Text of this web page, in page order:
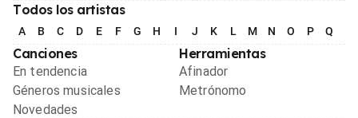
Todos los artistas
A B C D E F G H I J K L M N O P Q
Canciones
En tendencia
Géneros musicales
Novedades
Herramientas
Afinador
Metrónomo